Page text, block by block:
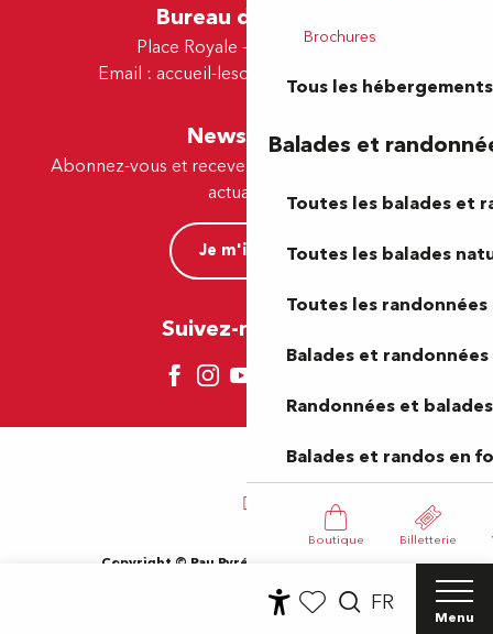
Menu
Brochures
Tous les hébergements
Balades et
Toutes les balades et
Toutes les balades
Toutes les randonnées
Balades et
Randonnées et
Balades et randos en
Boutique Billetterie
FR
Bureau de Lescar
Place Royale - 64230 Lescar
Email : accueil-lescar@tourismepau.fr
Newsletter
Abonnez-vous et recevez par e-mail nos offres et
actualités.
Je m'inscris
Suivez-nous ici !
Copyright © Pau Pyrénées Tourisme 2024
Gestion des cookies
Accessibilité du site : Non-conforme